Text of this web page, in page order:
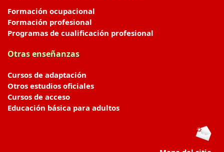
Formación ocupacional
Formación profesional
Programas de cualificación profesional
Otras enseñanzas
Cursos de adaptación
Otros estudios oficiales
Cursos de acceso
Educación básica para adultos